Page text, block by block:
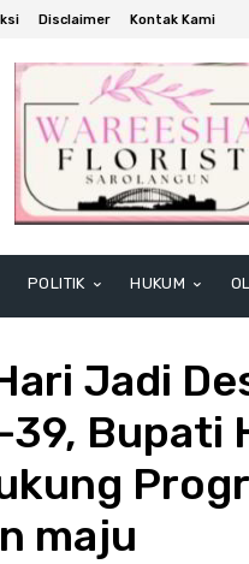
Disclaimer Kontak Kami
POLITIK HUKUM
Jadi
Bupati
maju